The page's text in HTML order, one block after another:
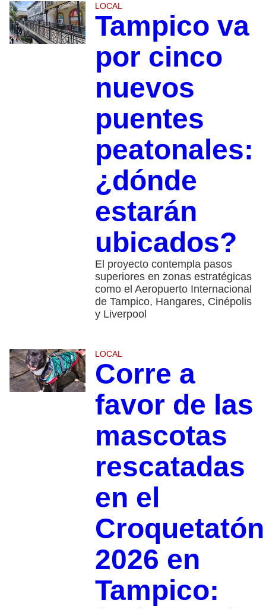
LOCAL
Tampico va
por cinco
nuevos
puentes
peatonales:
¿dónde
estarán
ubicados?
El proyecto contempla pasos
superiores en zonas estratégicas
como el Aeropuerto Internacional
de Tampico, Hangares, Cinépolis
y Liverpool
LOCAL
Corre a
favor de las
mascotas
rescatadas
en el
Croquetatón
2026 en
Tampico: